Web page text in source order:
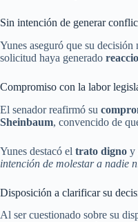
Sin intención de generar
Yunes aseguró que su decisión
solicitud haya generado
Compromiso con la labor
El senador reafirmó su
Sheinbaum, convencido de
Yunes destacó el trato digno y
intención de molestar a nadie
Disposición a clarificar su
Al ser cuestionado sobre su